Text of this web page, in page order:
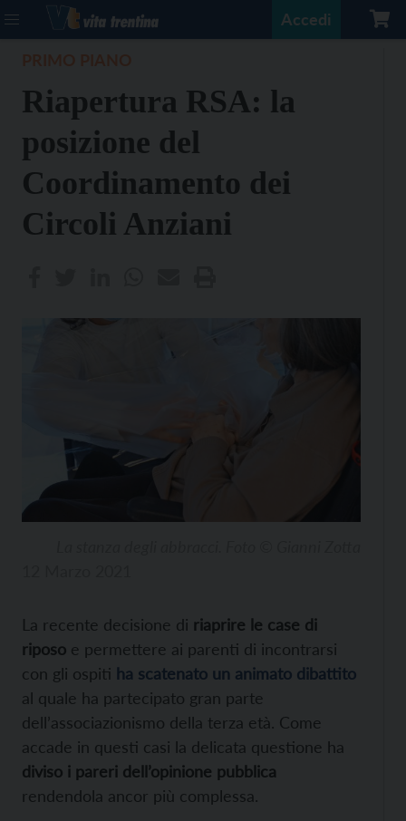
Accedi
Riapertura RSA: la
posizione del
Coordinamento dei
Circoli Anziani
La recente decisione di riaprire le case di
riposo e permettere ai parenti di incontrarsi
con gli ospiti ha scatenato un animato dibattito
al quale ha partecipato gran parte
dell’associazionismo della terza età. Come
accade in questi casi la delicata questione ha
diviso i pareri dell’opinione pubblica
rendendola ancor più complessa.